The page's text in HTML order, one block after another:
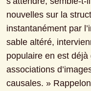
nouvelles sur la
instantanément par
sable altéré,
populaire en est
associations
causales. »